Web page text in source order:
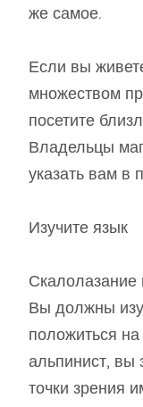
же самое.
Если вы
множеством
посетите
Владельцы
указать вам в
Изучите язык
Вы должны
положиться
альпинист, вы
точки зрения